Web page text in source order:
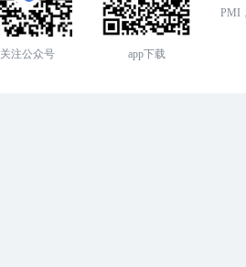
关注公众号 app下载
PMI